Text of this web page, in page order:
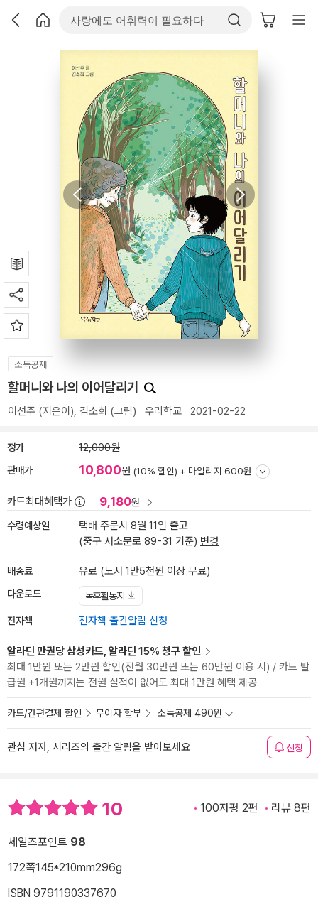
소득공제
할머니와 나의 이어달리기
이선주 (지은이), 김소희 (그림) 우리학교 2021-02-22
정가 12,000원
판매가 10,800원 (10% 할인) + 마일리지 600원
카드최대혜택가 9,180원
수령예상일
택배 주문시 8월 11일 출고
(중구 서소문로 89-31 기준) 변경
배송료 유료 (도서 1만5천원 이상 무료)
다운로드 독후활동지
전자책 전자책 출간알림 신청
알라딘 만권당 삼성카드, 알라딘 15% 청구 할인
최대 1만원 또는 2만원 할인(전월 30만원 또는 60만원 이용 시) / 카드 발
급월 +1개월까지는 전월 실적이 없어도 최대 1만원 혜택 제공
카드/간편결제 할인 무이자 할부 소득공제 490원
관심 저자, 시리즈의 출간 알림을 받아보세요 신청
10 100자평 2편 리뷰 8편
세일즈포인트 98
172쪽145*210mm296g
ISBN 9791190337670